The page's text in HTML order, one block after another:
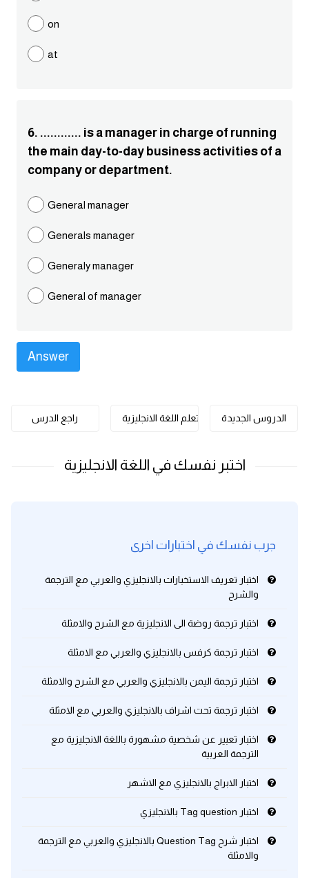
كلمات بحرف m
كلمات بحرف v
كلمات بحرف x
كلمات بحرف y
كلمات بحرف z
اغلق النافذة
on
at
6. ............ is a manager in charge of running
the main day-to-day business activities of a
company or department.
General manager
Generals manager
Generaly manager
General of manager
راجع الدرس تعلم اللغة الانجليزية الدروس الجديدة
جرب نفسك في اختبارات اخرى
اختبار تعريف الاستخبارات بالانجليزي والعربي مع الترجمة
والشرح
اختبار ترجمة روضة الى الانجليزية مع الشرح والامثلة
اختبار ترجمة كرفس بالانجليزي والعربي مع الامثلة
اختبار ترجمة اليمن بالانجليزي والعربي مع الشرح والامثلة
اختبار ترجمة تحت اشراف بالانجليزي والعربي مع الامثلة
اختبار تعبير عن شخصية مشهورة باللغة الانجليزية مع
الترجمة العربية
اختبار الابراج بالانجليزي مع الاشهر
اختبار Tag question بالانجليزي
اختبار شرح Question Tag بالانجليزي والعربي مع الترجمة
والامثلة